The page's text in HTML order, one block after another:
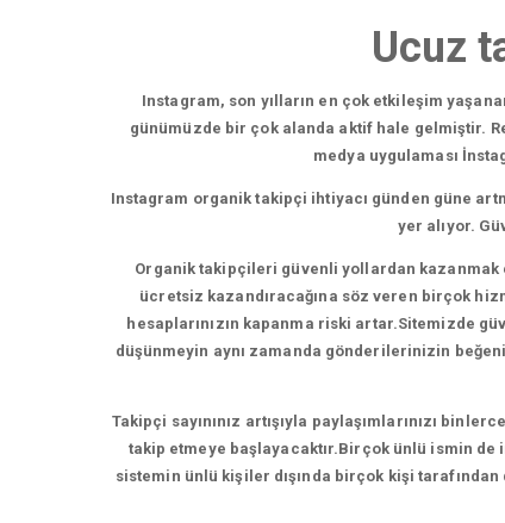
Ucuz
Instagram, son yılların en çok etkileşim
günümüzde bir çok alanda aktif hale gelmiştir.
medya uygulaması
Instagram organik takipçi ihtiyacı günden güne
yer alıyor.
Organik takipçileri güvenli yollardan kazanmak
ücretsiz kazandıracağına söz veren birçok
hesaplarınızın kapanma riski artar.Sitemizde
düşünmeyin aynı zamanda gönderilerinizin
Takipçi sayınınız artışıyla paylaşımlarınızı
takip etmeye başlayacaktır.Birçok ünlü ismin
sistemin ünlü kişiler dışında birçok kişi